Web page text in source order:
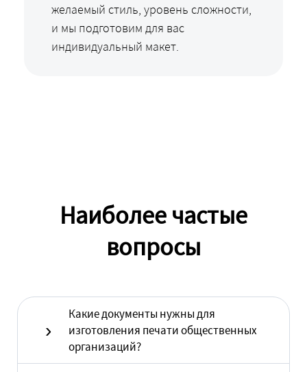
желаемый стиль, уровень сложности,
и мы подготовим для вас
индивидуальный макет.
Наиболее частые
вопросы
Какие документы нужны для
изготовления печати общественных
организаций?